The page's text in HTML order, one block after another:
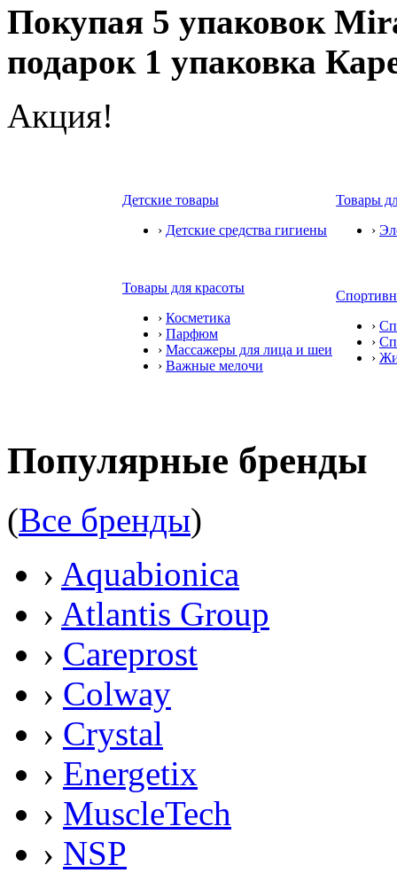
Покупая 5 упаковок
подарок 1 упаковка
Акция!
Детские товары
› Детские средства гигиены
Товары
›
Товары для красоты
› Косметика
› Парфюм
› Массажеры для лица и шеи
› Важные мелочи
›
›
›
Популярные бренды
(Все бренды)
› Aquabionica
› Atlantis Group
› Careprost
› Colway
› Crystal
› Energetix
› MuscleTech
› NSP